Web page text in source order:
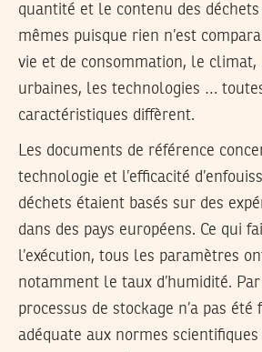
quantité et le contenu des
mêmes puisque rien n’est
vie et de consommation, le climat,
urbaines, les technologies …
caractéristiques diffèrent.
Les documents de référence
technologie et l’efficacité
déchets étaient basés sur des
dans des pays européens. Ce qui
l’exécution, tous les paramètres
notamment le taux d’humidité.
processus de stockage n’a pas été
adéquate aux normes scientifiques